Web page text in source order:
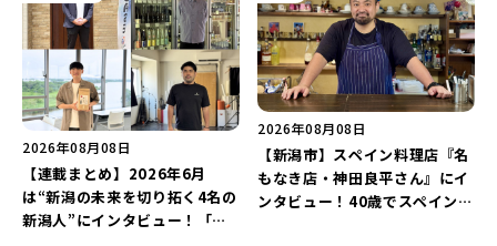
2026年08月08日
【連載まとめ】2026年6月
は“新潟の未来を切り拓く4名の
新潟人”にインタビュー！「学
2026年08月08日
【新潟市】スペイン料理店『名
もなき店・神田良平さん』にイ
ンタビュー！40歳でスペインへ